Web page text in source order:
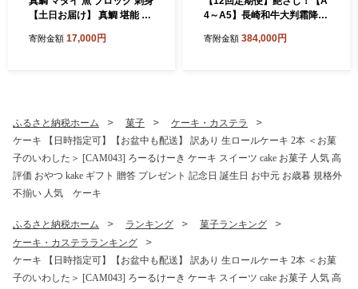
【土日お届け】 真鯛 堪能 5
種苗＞ [CBW005] 長崎 西海
おいしい 海の幸 海産物 魚介
類 カルパッチョ 鯛の煮つけ
料理 お刺身 タイ 真鯛 海鮮
寄附金額 17,000円
4～A5】長崎和牛大判霜降り
0g×6パック）＜株式会社ME
寄附金額 384,000円
ふるさと納税ホーム 菓子
ケーキ・カステラ
ケーキ 【日時指定可】【お盆中も配送】 訳あり 生ロールケーキ 2本 ＜お菓
子のいわした＞ [CAM043] ろーるけーき ケーキ スイーツ cake お菓子 人気 高
評価 おやつ kake ギフト 贈答 プレゼント 記念日 誕生日 お中元 お歳暮 規格外
不揃い 人気 ケーキ
ふるさと納税ホーム ランキング
菓子ランキング
ケーキ・カステラランキング
ケーキ 【日時指定可】【お盆中も配送】 訳あり 生ロールケーキ 2本 ＜お菓
子のいわした＞ [CAM043] ろーるけーき ケーキ スイーツ cake お菓子 人気 高